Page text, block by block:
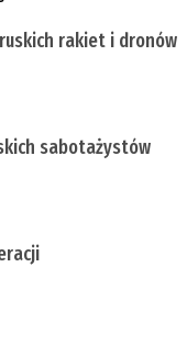
rakiet i dronów
sabotażystów